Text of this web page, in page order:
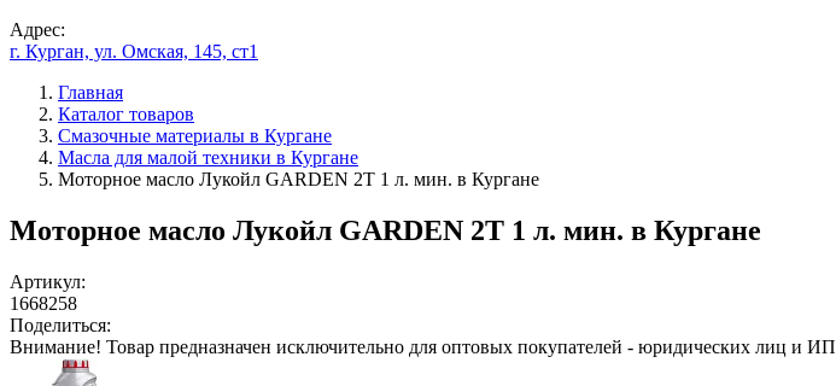
Адрес:
г. Курган, ул. Омская, 145, ст1
Главная
Каталог товаров
Смазочные материалы в Кургане
Масла для малой техники в Кургане
Моторное масло Лукойл GARDEN 2Т 1 л. мин. в Кургане
Моторное масло Лукойл GARDEN 2Т 1 л. мин. в Кургане
Артикул:
1668258
Поделиться:
Внимание! Товар предназначен исключительно для оптовых покупателей - юридических лиц и ИП